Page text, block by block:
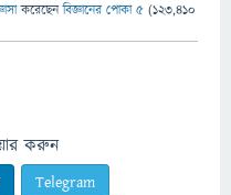
করেছেনবিজ্ঞানের পোকা ৫ (123,410
করুন
Telegram